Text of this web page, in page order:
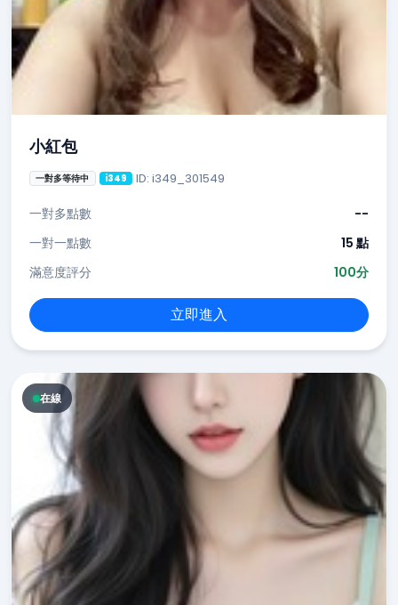
小紅包
一對多等待中 i349 ID: i349_301549
一對多點數
--
一對一點數
15 點
滿意度評分
100分
立即進入
在線